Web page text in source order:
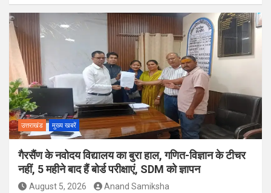
उत्तराखंड मुख्य खबरें
गैरसैंण के नवोदय विद्यालय का बुरा हाल, गणित-विज्ञान के टीचर
नहीं, 5 महीने बाद हैं बोर्ड परीक्षाएं, SDM को ज्ञापन
August 5, 2026 Anand Samiksha